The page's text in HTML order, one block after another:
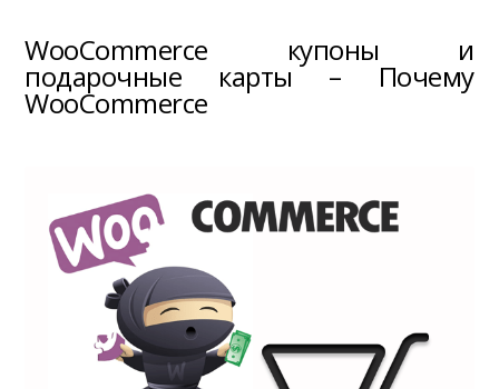
WooCommerce купоны и
подарочные карты – Почему
WooCommerce